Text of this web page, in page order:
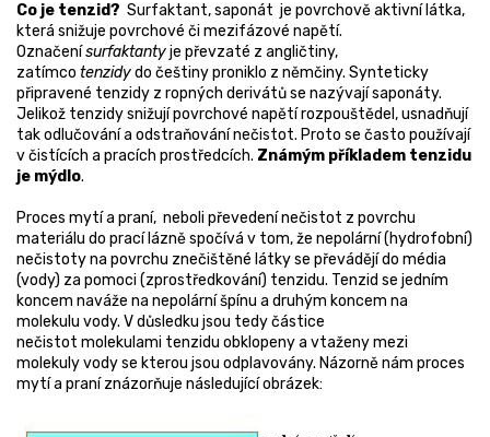
Co je tenzid? Surfaktant, saponát je povrchově aktivní látka,
která snižuje povrchové či mezifázové napětí.
Označenísurfaktantyje převzaté z angličtiny,
zatímco tenzidydo češtiny proniklo z němčiny. Synteticky
připravené tenzidy z ropných derivátů se nazývají saponáty.
Jelikož tenzidy snižují povrchové napětí rozpouštědel, usnadňují
tak odlučování a odstraňování nečistot. Proto se často používají
v čistících a pracích prostředcích. Známým příkladem tenzidu
je mýdlo.
Proces mytí a praní, neboli převedení nečistot z povrchu
materiálu do prací lázně spočívá v tom, že nepolární (hydrofobní)
nečistoty na povrchu znečištěné látky se převádějí do média
(vody) za pomoci (zprostředkování) tenzidu. Tenzid se jedním
koncem naváže na nepolární špínu a druhým koncem na
molekulu vody. V důsledku jsou tedy částice
nečistot molekulami tenzidu obklopeny a vtaženy mezi
molekuly vody se kterou jsou odplavovány. Názorně nám proces
mytí a praní znázorňuje následující obrázek: